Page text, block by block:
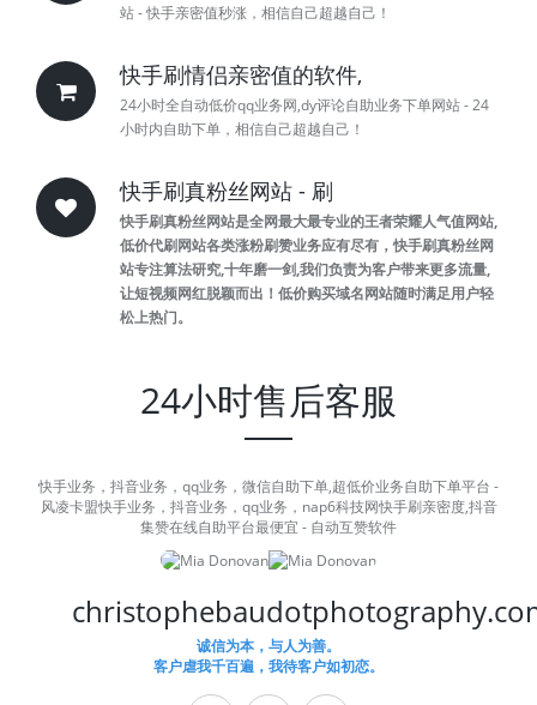
站 - 快手亲密值秒涨，相信自己超越自己！
快手刷情侣亲密值的软件,
24小时全自动低价qq业务网,dy评论自助业务下单网站 - 24
小时内自助下单，相信自己超越自己！
快手刷真粉丝网站 - 刷
快手刷真粉丝网站是全网最大最专业的王者荣耀人气值网站,
低价代刷网站各类涨粉刷赞业务应有尽有，快手刷真粉丝网
站专注算法研究,十年磨一剑,我们负责为客户带来更多流量,
让短视频网红脱颖而出！低价购买域名网站随时满足用户轻
松上热门。
24小时售后客服
快手业务，抖音业务，qq业务，微信自助下单,超低价业务自助下单平台 -
风凌卡盟快手业务，抖音业务，qq业务，nap6科技网快手刷亲密度,抖音
集赞在线自助平台最便宜 - 自动互赞软件
诚信为本，与人为善。
客户虐我千百遍，我待客户如初恋。